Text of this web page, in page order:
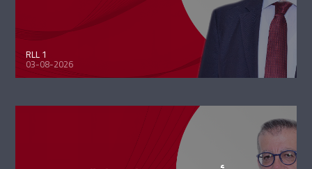
RLL 1
03-08-2026